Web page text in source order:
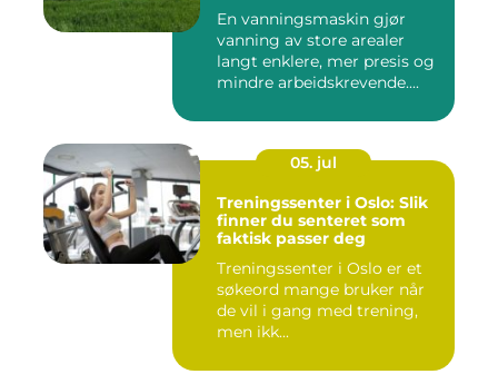
En vanningsmaskin gjør
vanning av store arealer
langt enklere, mer presis og
mindre arbeidskrevende....
05. jul
Treningssenter i Oslo: Slik
finner du senteret som
faktisk passer deg
Treningssenter i Oslo er et
søkeord mange bruker når
de vil i gang med trening,
men ikk...